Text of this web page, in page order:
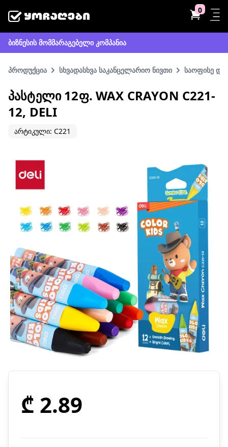
0
ბიზნესის მომმარაგებელი კომპანია
პროდუქცია სხვადასხვა საკანცელარიო ნივთი საოფისე და
ᲞᲐᲡᲢᲔᲚᲘ 12Ფ. WAX CRAYON C221-
12, DELI
არტიკული: C221
₾ 2.89